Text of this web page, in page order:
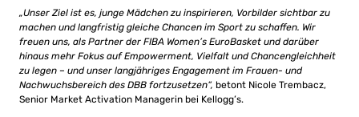
„Unser Ziel ist es, junge Mädchen zu inspirieren, Vorbilder sichtbar zu
machen und langfristig gleiche Chancen im Sport zu schaffen. Wir
freuen uns, als Partner der FIBA Women’s EuroBasket und darüber
hinaus mehr Fokus auf Empowerment, Vielfalt und Chancengleichheit
zu legen – und unser langjähriges Engagement im Frauen- und
Nachwuchsbereich des DBB fortzusetzen“, betont Nicole Trembacz,
Senior Market Activation Managerin bei Kellogg’s.